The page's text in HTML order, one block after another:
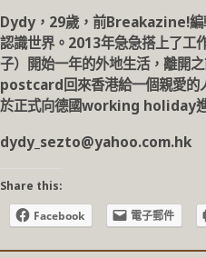
Dydy，29歲，前Breakazine!編
認識世界。2013年急急搭上了工
子）開始一年的外地生活，離開
postcard回來香港給一個親愛的
於正式向德國working holiday
dydy_sezto@yahoo.com.hk
Share this:
Facebook
電子郵件